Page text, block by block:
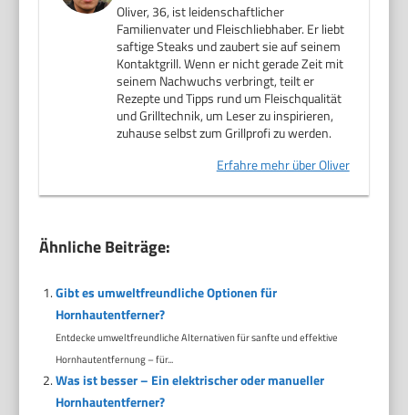
Oliver, 36, ist leidenschaftlicher
Familienvater und Fleischliebhaber. Er liebt
saftige Steaks und zaubert sie auf seinem
Kontaktgrill. Wenn er nicht gerade Zeit mit
seinem Nachwuchs verbringt, teilt er
Rezepte und Tipps rund um Fleischqualität
und Grilltechnik, um Leser zu inspirieren,
zuhause selbst zum Grillprofi zu werden.
Erfahre mehr über Oliver
Ähnliche Beiträge:
Gibt es umweltfreundliche Optionen für
Hornhautentferner?
Entdecke umweltfreundliche Alternativen für sanfte und effektive
Hornhautentfernung – für...
Was ist besser – Ein elektrischer oder manueller
Hornhautentferner?